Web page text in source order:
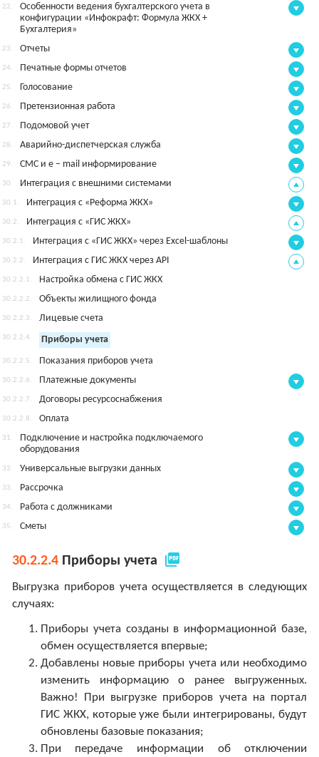
22.
Особенности ведения бухгалтерского учета в
конфигурации «Инфокрафт: Формула ЖКХ +
Бухгалтерия»
23. Отчеты
24. Печатные формы отчетов
25. Голосование
26. Претензионная работа
27. Подомовой учет
28. Аварийно-диспетчерская служба
29. СМС и e – mail информирование
30. Интеграция с внешними системами
30.1. Интеграция с «Реформа ЖКХ»
30.2. Интеграция с «ГИС ЖКХ»
30.2.1. Интеграция с «ГИС ЖКХ» через Excel-шаблоны
30.2.2. Интеграция с ГИС ЖКХ через API
30.2.2.1. Настройка обмена с ГИС ЖКХ
30.2.2.2. Объекты жилищного фонда
30.2.2.3. Лицевые счета
30.2.2.4. Приборы учета
30.2.2.5. Показания приборов учета
30.2.2.6. Платежные документы
30.2.2.7. Договоры ресурсоснабжения
30.2.2.8. Оплата
31.
Подключение и настройка подключаемого
оборудования
32. Универсальные выгрузки данных
33. Рассрочка
34. Работа с должниками
35. Сметы
30.2.2.4 Приборы учета picture_as_pdf
Выгрузка приборов учета осуществляется в следующих
случаях:
Приборы учета созданы в информационной базе,
обмен осуществляется впервые;
Добавлены новые приборы учета или необходимо
изменить информацию о ранее выгруженных.
Важно! При выгрузке приборов учета на портал
ГИС ЖКХ, которые уже были интегрированы, будут
обновлены базовые показания;
При передаче информации об отключении